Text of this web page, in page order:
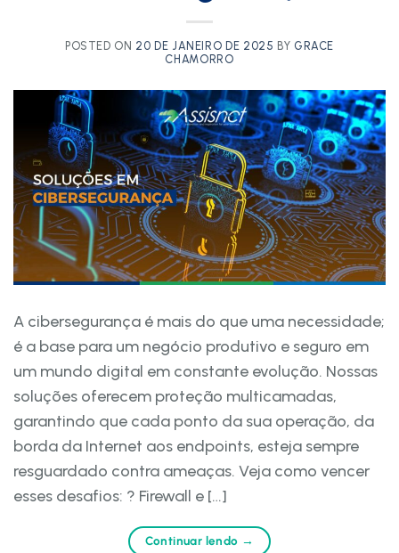
POSTED ON 20 DE JANEIRO DE 2025 BY GRACE
CHAMORRO
A cibersegurança é mais do que uma necessidade;
é a base para um negócio produtivo e seguro em
um mundo digital em constante evolução. Nossas
soluções oferecem proteção multicamadas,
garantindo que cada ponto da sua operação, da
borda da Internet aos endpoints, esteja sempre
resguardado contra ameaças. Veja como vencer
esses desafios: ? Firewall e […]
Continuar lendo →